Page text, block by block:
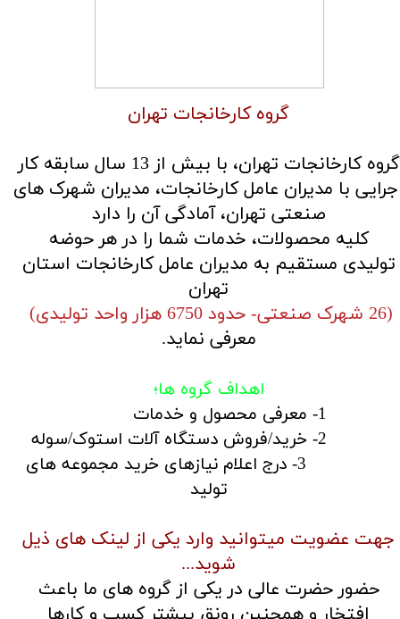
گروه کارخانجات تهران
گروه کارخانجات تهران، با بیش از 13 سال سابقه کار
با مدیران عامل کارخانجات، مدیران شهرک های
صنعتی تهران، آمادگی آن را دارد
کلیه محصولات، خدمات شما را در هر حوضه
تولیدی مستقیم به مدیران عامل کارخانجات استان
تهران
(26 شهرک صنعتی- حدود 6750 هزار واحد تولیدی)
معرفی نماید.
اهداف گروه ها؛
1- معرفی محصول و خدمات
3- درج اعلام نیازهای خرید مجموعه​​​​​​​ های
تولید
جهت عضویت میتوانید وارد یکی از لینک های ذیل
شوید...
حضور حضرت عالی در یکی از گروه های ما باعث